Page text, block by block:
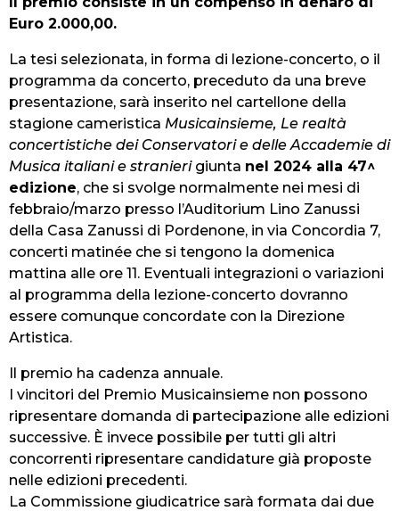
Euro 2.000,00.
La tesi selezionata, in forma di lezione-concerto, o il
programma da concerto, preceduto da una breve
presentazione, sarà inserito nel cartellone della
stagione cameristica Musicainsieme, Le realtà
concertistiche dei Conservatori e delle Accademie di
Musica italiani e stranierigiunta nel 2024 alla 47^
edizione, che si svolge normalmente nei mesi di
febbraio/marzo presso l’Auditorium Lino Zanussi
della Casa Zanussi di Pordenone, in via Concordia 7,
concerti matinée che si tengono la domenica
mattina alle ore 11. Eventuali integrazioni o variazioni
al programma della lezione-concerto dovranno
essere comunque concordate con la Direzione
Artistica.
Il premio ha cadenza annuale.
I vincitori del Premio Musicainsieme non possono
ripresentare domanda di partecipazione alle edizioni
successive. È invece possibile per tutti gli altri
concorrenti ripresentare candidature già proposte
nelle edizioni precedenti.
La Commissione giudicatrice sarà formata dai due